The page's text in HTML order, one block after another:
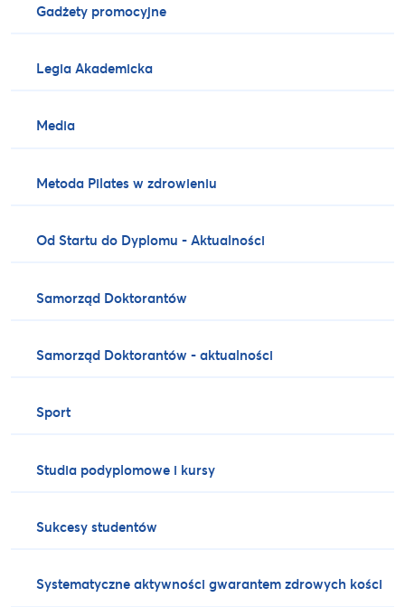
Gadżety promocyjne
Legia Akademicka
Media
Metoda Pilates w zdrowieniu
Od Startu do Dyplomu - Aktualności
Samorząd Doktorantów
Samorząd Doktorantów - aktualności
Sport
Studia podyplomowe i kursy
Sukcesy studentów
Systematyczne aktywności gwarantem zdrowych kości